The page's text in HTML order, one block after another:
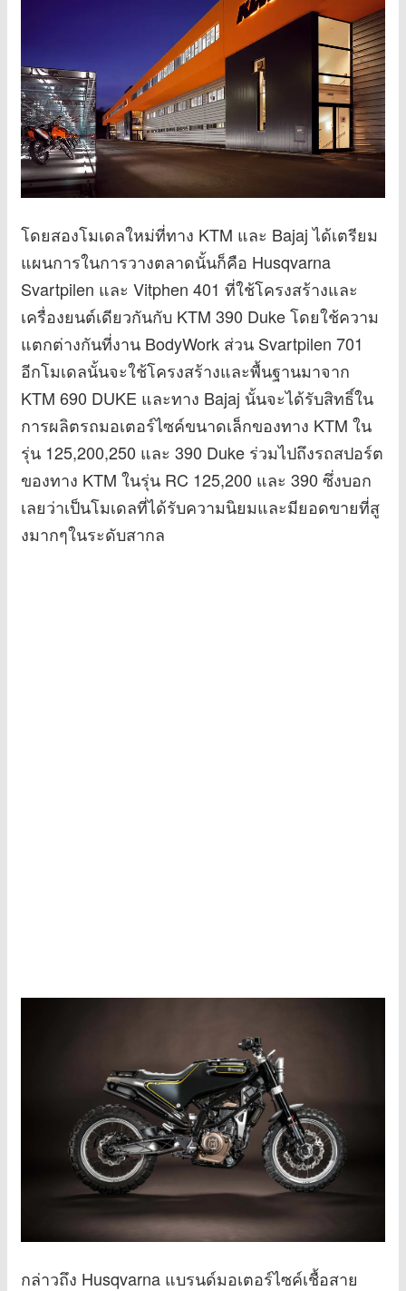
โดยสองโมเดลใหม่ที่ทาง KTM และ Bajaj ได้เตรียม
แผนการในการวางตลาดนั้นก็คือ Husqvarna
Svartpilen และ Vitphen 401 ที่ใช้โครงสร้างและ
เครื่องยนต์เดียวกันกับ KTM 390 Duke โดยใช้ความ
แตกต่างกันที่งาน BodyWork ส่วน Svartpilen 701
อีกโมเดลนั้นจะใช้โครงสร้างและพื้นฐานมาจาก
KTM 690 DUKE และทาง Bajaj นั้นจะได้รับสิทธิ์ใน
การผลิตรถมอเตอร์ไซค์ขนาดเล็กของทาง KTM ใน
รุ่น 125,200,250 และ 390 Duke ร่วมไปถึงรถสปอร์ต
ของทาง KTM ในรุ่น RC 125,200 และ 390 ซึ่งบอก
เลยว่าเป็นโมเดลที่ได้รับความนิยมและมียอดขายที่สู
งมากๆในระดับสากล
กล่าวถึง Husqvarna แบรนด์มอเตอร์ไซค์เชื้อสาย